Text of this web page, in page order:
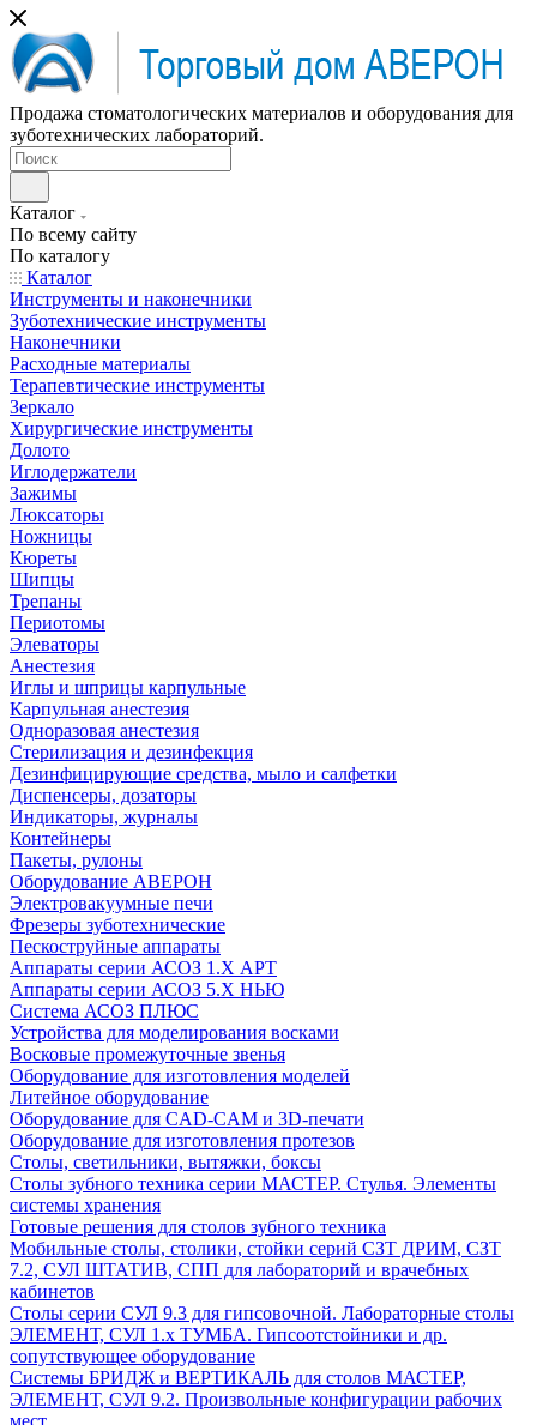
Продажа стоматологических материалов и оборудования для
зуботехнических лабораторий.
Каталог
По всему сайту
По каталогу
Каталог
Инструменты и наконечники
Зуботехнические инструменты
Наконечники
Расходные материалы
Терапевтические инструменты
Зеркало
Хирургические инструменты
Долото
Иглодержатели
Зажимы
Люксаторы
Ножницы
Кюреты
Шипцы
Трепаны
Периотомы
Элеваторы
Анестезия
Иглы и шприцы карпульные
Карпульная анестезия
Одноразовая анестезия
Стерилизация и дезинфекция
Дезинфицирующие средства, мыло и салфетки
Диспенсеры, дозаторы
Индикаторы, журналы
Контейнеры
Пакеты, рулоны
Оборудование АВЕРОН
Электровакуумные печи
Фрезеры зуботехнические
Пескоструйные аппараты
Аппараты серии АСОЗ 1.Х АРТ
Аппараты серии АСОЗ 5.Х НЬЮ
Система АСОЗ ПЛЮС
Устройства для моделирования восками
Восковые промежуточные звенья
Оборудование для изготовления моделей
Литейное оборудование
Оборудование для CAD-CAM и 3D-печати
Оборудование для изготовления протезов
Cтолы, светильники, вытяжки, боксы
Столы зубного техника серии МАСТЕР. Стулья. Элементы
системы хранения
Готовые решения для столов зубного техника
Мобильные столы, столики, стойки серий СЗТ ДРИМ, СЗТ
7.2, СУЛ ШТАТИВ, СПП для лабораторий и врачебных
кабинетов
Столы серии СУЛ 9.3 для гипсовочной. Лабораторные столы
ЭЛЕМЕНТ, СУЛ 1.х ТУМБА. Гипсоотстойники и др.
сопутствующее оборудование
Системы БРИДЖ и ВЕРТИКАЛЬ для столов МАСТЕР,
ЭЛЕМЕНТ, СУЛ 9.2. Произвольные конфигурации рабочих
мест